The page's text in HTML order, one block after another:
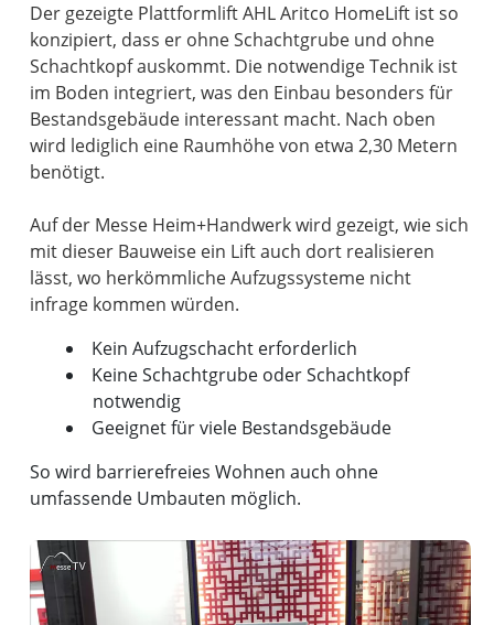
Der gezeigte Plattformlift AHL Aritco HomeLift ist so
konzipiert, dass er ohne Schachtgrube und ohne
Schachtkopf auskommt. Die notwendige Technik ist
im Boden integriert, was den Einbau besonders für
Bestandsgebäude interessant macht. Nach oben
wird lediglich eine Raumhöhe von etwa 2,30 Metern
benötigt.
Auf der Messe Heim+Handwerk wird gezeigt, wie sich
mit dieser Bauweise ein Lift auch dort realisieren
lässt, wo herkömmliche Aufzugssysteme nicht
Kein Aufzugschacht erforderlich
Keine Schachtgrube oder Schachtkopf
notwendig
Geeignet für viele Bestandsgebäude
So wird barrierefreies Wohnen auch ohne
umfassende Umbauten möglich.